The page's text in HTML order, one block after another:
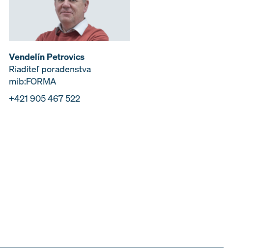
Vendelín Petrovics
Riaditeľ poradenstva
mib:FORMA
+421 905 467 522